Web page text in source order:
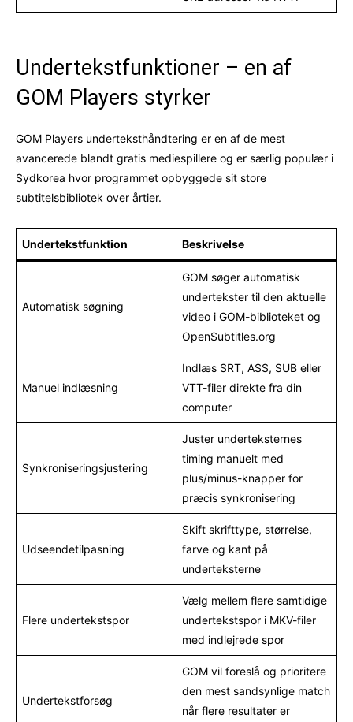
Undertekstfunktioner – en af
GOM Players styrker
GOM Players underteksthåndtering er en af de mest
avancerede blandt gratis mediespillere og er særlig populær i
Sydkorea hvor programmet opbyggede sit store
subtitelsbibliotek over årtier.
Undertekstfunktion Beskrivelse
Automatisk søgning
GOM søger automatisk
undertekster til den aktuelle
video i GOM-biblioteket og
OpenSubtitles.org
Manuel indlæsning
Indlæs SRT, ASS, SUB eller
VTT-filer direkte fra din
computer
Synkroniseringsjustering
Juster underteksternes
timing manuelt med
plus/minus-knapper for
præcis synkronisering
Udseendetilpasning
Skift skrifttype, størrelse,
farve og kant på
underteksterne
Flere undertekstspor
Vælg mellem flere samtidige
undertekstspor i MKV-filer
med indlejrede spor
Undertekstforsøg
GOM vil foreslå og prioritere
den mest sandsynlige match
når flere resultater er